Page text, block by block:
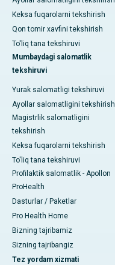
Keksa fuqarolarni tekshirish
Qon tomir xavfini tekshirish
To'liq tana tekshiruvi
Mumbaydagi salomatlik
tekshiruvi
Yurak salomatligi tekshiruvi
Ayollar salomatligini tekshirish
Magistrlik salomatligini
tekshirish
Keksa fuqarolarni tekshirish
To'liq tana tekshiruvi
Profilaktik salomatlik - Apollon
ProHealth
Dasturlar / Paketlar
Pro Health Home
Bizning tajribamiz
Sizning tajribangiz
Tez yordam xizmati